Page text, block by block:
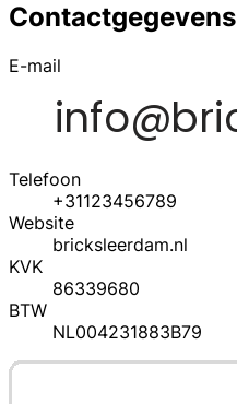
Contactgegevens
E-mail
Telefoon
+31123456789
Website
bricksleerdam.nl
KVK
86339680
BTW
NL004231883B79